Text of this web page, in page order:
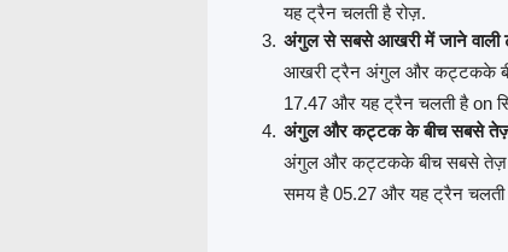
यह ट्रैन चलती है रोज़.
अंगुल से सबसे आखरी में जाने वाली
आखरी ट्रैन अंगुल और कट्टकके
17.47 और यह ट्रैन चलती है on
अंगुल और कट्टक के बीच सबसे तेज़
अंगुल और कट्टकके बीच सबसे तेज़
समय है 05.27 और यह ट्रैन चलती